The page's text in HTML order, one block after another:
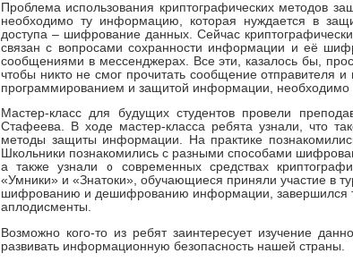
Проблема использования криптографических методов
необходимо ту информацию, которая нуждается в
доступа – шифрование данных. Сейчас
связан с вопросами сохранности информации и её
сообщениями в мессенджерах. Все эти, казалось бы,
чтобы никто не смог прочитать сообщение отправителя
программированием и защитой информации, необходимо
Мастер-класс для будущих студентов провели
Стафеева. В ходе мастер-класса ребята узнали, что
методы защиты информации. На практике
Школьники познакомились с разными способами
а также узнали о современных средствах
«Умники» и «Знатоки», обучающиеся приняли участие в
шифрованию и дешифрованию информации, завершился
аплодисменты.
Возможно кого-то из ребят заинтересует изучение
развивать информационную безопасность нашей страны.